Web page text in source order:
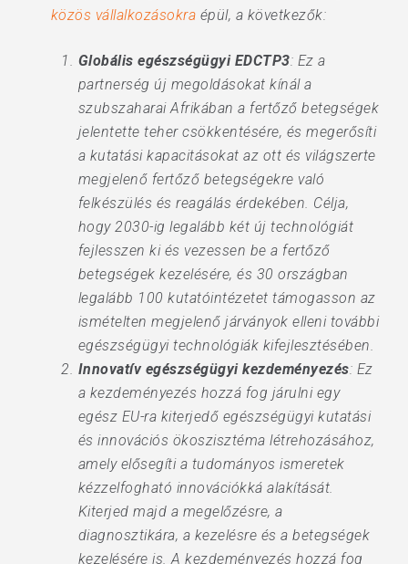
közös vállalkozásokra épül, a következők:
Globális egészségügyi EDCTP3: Ez a
partnerség új megoldásokat kínál a
szubszaharai Afrikában a fertőző betegségek
jelentette teher csökkentésére, és megerősíti
a kutatási kapacitásokat az ott és világszerte
megjelenő fertőző betegségekre való
felkészülés és reagálás érdekében. Célja,
hogy 2030-ig legalább két új technológiát
fejlesszen ki és vezessen be a fertőző
betegségek kezelésére, és 30 országban
legalább 100 kutatóintézetet támogasson az
ismételten megjelenő járványok elleni további
egészségügyi technológiák kifejlesztésében.
Innovatív egészségügyi kezdeményezés: Ez
a kezdeményezés hozzá fog járulni egy
egész EU-ra kiterjedő egészségügyi kutatási
és innovációs ökoszisztéma létrehozásához,
amely elősegíti a tudományos ismeretek
kézzelfogható innovációkká alakítását.
Kiterjed majd a megelőzésre, a
diagnosztikára, a kezelésre és a betegségek
kezelésére is. A kezdeményezés hozzá fog